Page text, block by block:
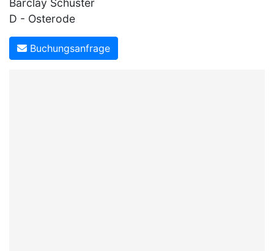
Barclay Schuster
D - Osterode
Buchungsanfrage